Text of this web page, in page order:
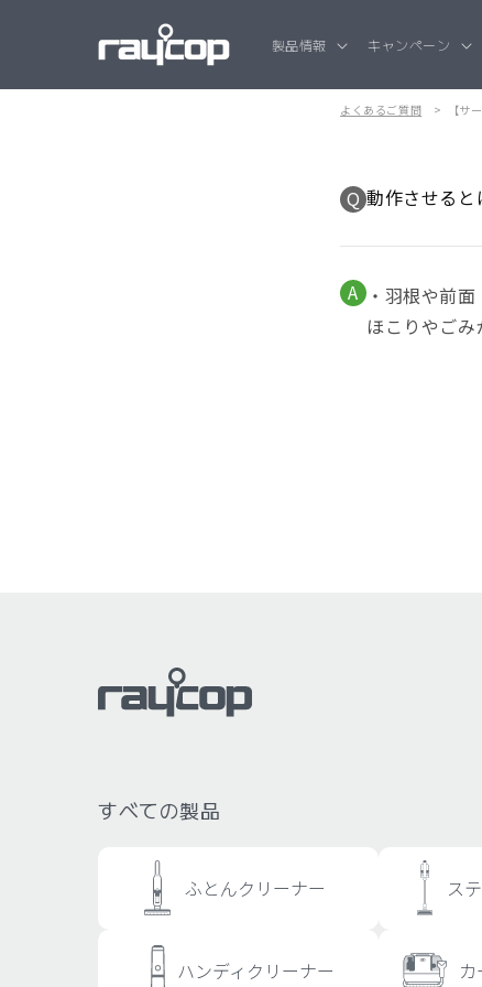
製品情報 キャンペーン
よくあるご質問 【サ
Q 動作させると
A ・羽根や前
ほこりやごみ
すべての製品
ふとんクリーナー ス
ハンディクリーナー